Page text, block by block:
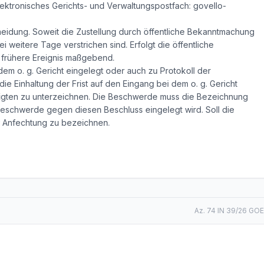
Gerichts- und Verwaltungspostfach: govello-
Soweit die Zustellung durch öffentliche Bekanntmachung
weitere Tage verstrichen sind. Erfolgt die öffentliche
Ereignis maßgebend.
o. g. Gericht eingelegt oder auch zu Protokoll der
Einhaltung der Frist auf den Eingang bei dem o. g. Gericht
zu unterzeichnen. Die Beschwerde muss die Bezeichnung
gegen diesen Beschluss eingelegt wird. Soll die
zu bezeichnen.
Az. 74 IN 39/26 GOE